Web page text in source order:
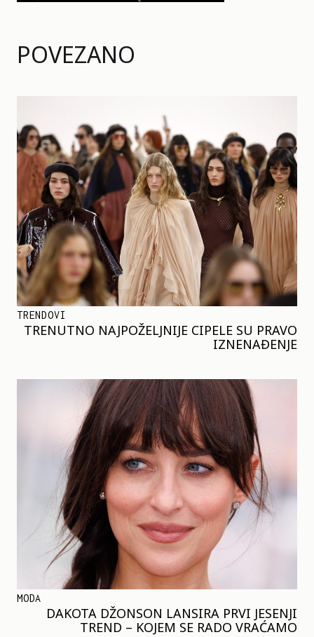
POVEZANO
TRENDOVI
TRENUTNO NAJPOŽELJNIJE CIPELE SU PRAVO
IZNENAĐENJE
MODA
DAKOTA DŽONSON LANSIRA PRVI JESENJI
TREND – KOJEM SE RADO VRAĆAMO